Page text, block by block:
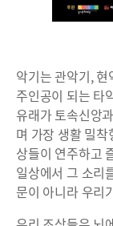
악기는 관악기,
주인공이 되는 타
유래가 토속신앙
며 가장 생활 밀
상들이 연주하고
일상에서 그 소리
문이 아니라 우리